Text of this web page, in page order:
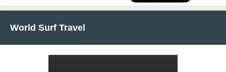
World Surf Travel